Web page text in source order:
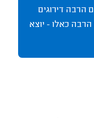
הרבה דירוגים
הרבה כאלו - יוצא